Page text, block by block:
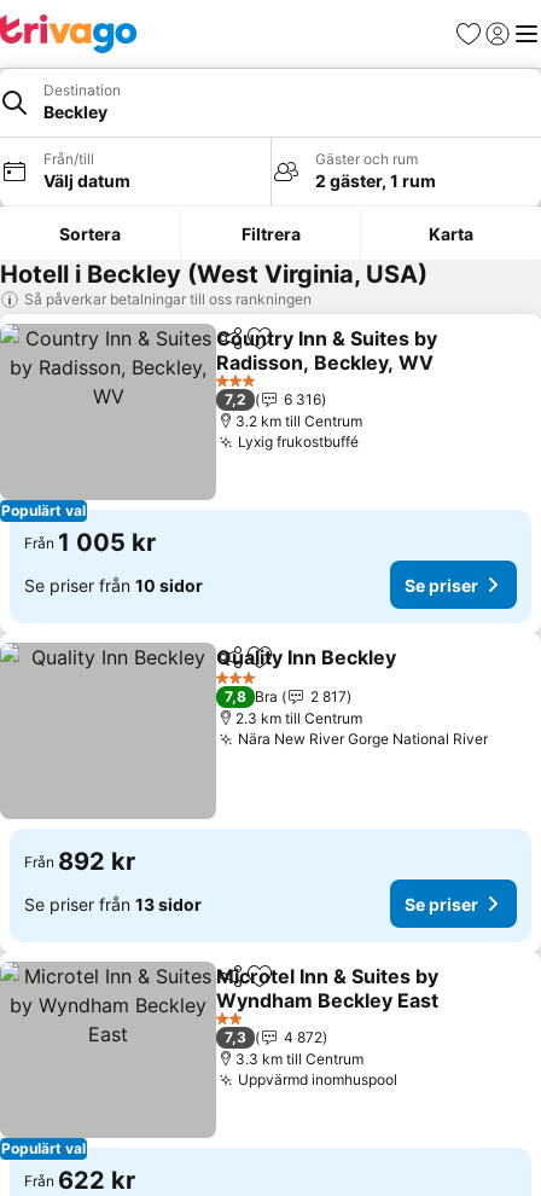
Favoriter
Logga
Destination
Beckley
Från/till
Välj datum
Gäster och rum
2 gäster, 1 rum
Sortera Filtrera Karta
Hotell i Beckley (West Virginia, USA)
Så påverkar betalningar till oss rankningen
Populärt val
Dela Lägg till i Mina Favoriter
Country Inn & Suites by
Radisson, Beckley, WV
Se priser
3 Stjärnor
7,2
6 316
3.2 km till Centrum
Lyxig frukostbufféSe priser
Från 1 005 kr
Se priser från 10 sidor Se priser
Dela Lägg till i Mina Favoriter
Quality Inn Beckley
3 Stjärnor
7,8 Bra
2 817
2.3 km till Centrum
Nära New River Gorge National RiverSe
Från 892 kr
Se priser från 13 sidor Se priser
Populärt val
Dela Lägg till i Mina Favoriter
Microtel Inn & Suites by
Wyndham Beckley East
Se priser
2 Stjärnor
7,3
4 872
3.3 km till Centrum
Uppvärmd inomhuspool
Från 622 kr